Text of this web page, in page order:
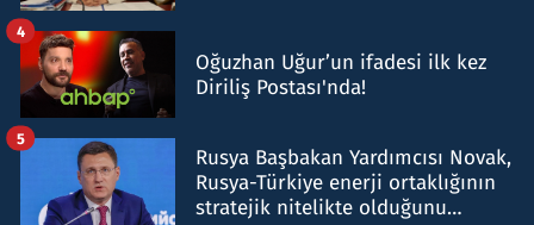
Oğuzhan Uğur’un ifadesi ilk kez
Diriliş Postası'nda!
4
Rusya Başbakan Yardımcısı Novak,
Rusya-Türkiye enerji ortaklığının
stratejik nitelikte olduğunu
5